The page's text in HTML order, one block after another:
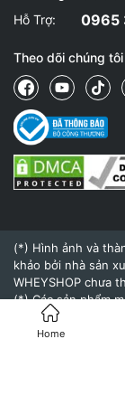
Hỗ Trợ: 0965
Theo dõi chúng tôi
(*) Hình ảnh và
khảo bởi nhà sản
WHEYSHOP chưa
(*) Các sản phẩm
không có tác dụng
(*) Hiệu quả của
Home